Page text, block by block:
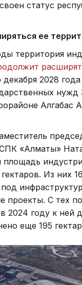
статус
ее
территория
2028
Алгабас
«Алматы»
площадь
Из них
проекты. С тех
2024 году к ней
еще 195